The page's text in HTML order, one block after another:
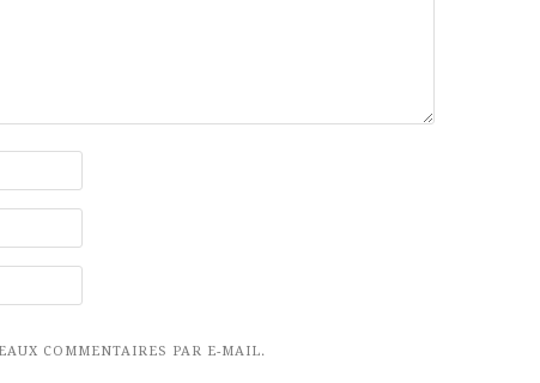
COMMENTAIRES PAR E-MAIL.